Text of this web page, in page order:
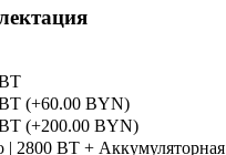
(+60.00 BYN)
(+200.00 BYN)
| 2800 ВТ + Аккумуляторная